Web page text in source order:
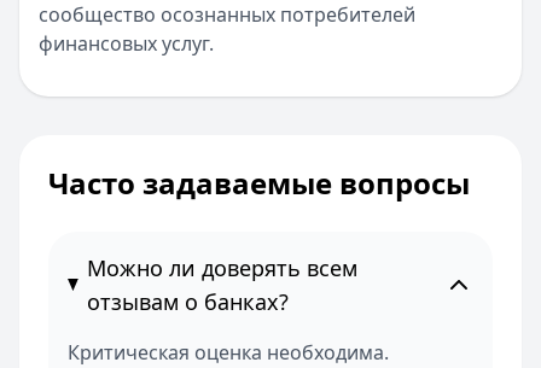
сообщество осознанных потребителей
финансовых услуг.
Часто задаваемые вопросы
Можно ли доверять всем
отзывам о банках?
Критическая оценка необходима.